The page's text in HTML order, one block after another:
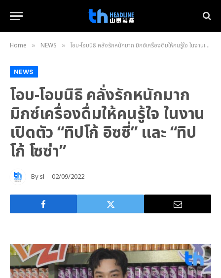
Home » NEWS » โอบ-โอบนิธิ คลั่งรักหนักมาก มิกซ์เครื่องดื่มให้คนรู้ใจ ในงานเปิดตัว “ทิปโก้ อิซซี่” และ “ทิปโก้ โซซ่า”
NEWS
โอบ-โอบนิธิ คลั่งรักหนักมาก
มิกซ์เครื่องดื่มให้คนรู้ใจ ในงาน
เปิดตัว “ทิปโก้ อิซซี่” และ “ทิป
โก้ โซซ่า”
Bysl 02/09/2022